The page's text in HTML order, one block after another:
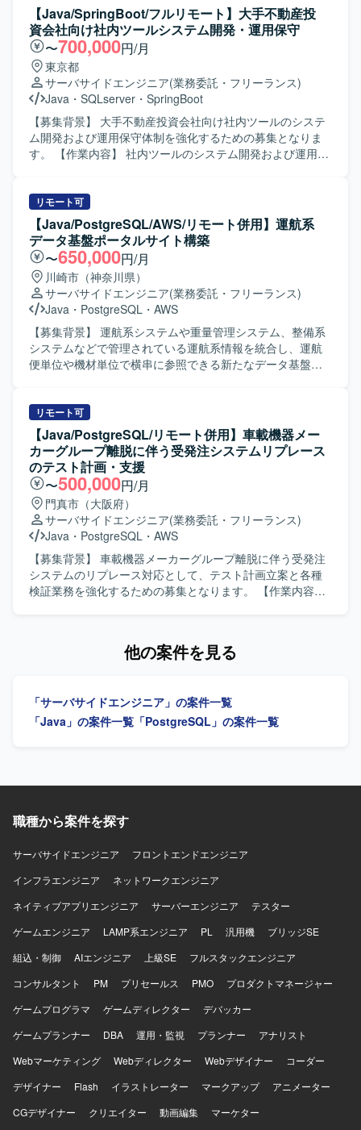
参画後の状況やスキル・ご経験に応じて、他案件の開発支
援をご担当いただく可能性があります。 【求める人物像】
仕様や既存コードを主体的に読み解きながら、自走して開
発を進められる方を求めております。 チームメンバーと円
滑にコミュニケーションを取りながら、品質向上に主体的
に取り組んでいただける方が望ましいです。 【ポジション
の魅力】 ECサイトの開発支援を通じて、詳細設計からテス
トまで一連の工程に携わることができます。 既存機能の改
修や品質改善対応を経験することで、設計力や問題解決力
を高めていただけます。 【開発環境】 JavaおよびSpring
【Java/SpringBoot/フルリモート】大手不動産投
資会社向け社内ツールシステム開発・運用保守
〜700,000円/月
東京都
サーバサイドエンジニア(業務委託・フリーランス)
Java ・ SQLserver ・ SpringBoot
【募集背景】 大手不動産投資会社向け社内ツールのシステ
ム開発および運用保守体制を強化するための募集となりま
す。 【作業内容】 社内ツールのシステム開発および運用保
フォーマンス監視、異常発生時の対応、バージョンアップ
対応などを行っていただきます。また、関連システムのデ
ータ移行対応にも携わっていただきます。リーダーのサポ
ートポジションとして、状況に応じて主体的に動いていた
だきます。 【求める人物像】 基本設計以降の工程を自走し
て遂行できる方を求めております。チームメンバーやリー
ダーと連携しながらも、自ら課題を発見し主体的に対応で
きる方、コミュニケーションを取りながら柔軟に業務を進
められる方にマッチするポジションです。 【ポジションの
魅力】 大手企業向けシステムの開発から運用保守まで一貫
して関わることができ、改善開発やバージョンアップ対応
まで幅広い経験を積むことができます。 【開発環境】
Java、SpringBoot、SQLを用いたWebシステムの開発環境
となります。一部でPythonを利用したシステムも存在して
おり、スキルに応じて担当いただく可能性があります。
リモート可
【Java/PostgreSQL/AWS/リモート併用】運航系
データ基盤ポータルサイト構築
〜650,000円/月
川崎市（神奈川県）
サーバサイドエンジニア(業務委託・フリーランス)
Java ・ PostgreSQL ・ AWS
【募集背景】 運航系システムや重量管理システム、整備系
システムなどで管理されている運航系情報を統合し、運航
便単位や機材単位で横串に参照できる新たなデータ基盤と
航系データを横串で参照するポータルサイトを新規開発し
ていただきます。各種データはDWHであるBluelake上に作
成し、Snowflakeを通じてデータを参照する仕組みを実装し
ていただきます。また、要件定義から本番リリースまでの
工程に参画し、詳細設計以降の工程を中心にご対応いただ
きます。構築時にはAI適用の検討にも関与していただきま
す。 【求める人物像】 要件定義から本番リリースまでの長
期プロジェクトの中で、詳細設計以降の工程を一人称で主
体的に進めていただける方を求めています。新たなデータ
基盤やポータルサイト構築に興味を持ち、関係者と協調し
ながら開発を進めていただける方が望ましいです。 【ポジ
ションの魅力】 全体規模が1000人月超となる大規模プロジ
素に触れながらスキルアップを図ることができます。 【開
リモート可
【Java/PostgreSQL/リモート併用】車載機器メー
カーグループ離脱に伴う受発注システムリプレース
のテスト計画・支援
〜500,000円/月
門真市（大阪府）
サーバサイドエンジニア(業務委託・フリーランス)
Java ・ PostgreSQL ・ AWS
【募集背景】 車載機器メーカーグループ離脱に伴う受発注
システムのリプレース対応として、テスト計画立案と各種
検証業務を強化するための募集となります。 【作業内容】
テスト方針の策定、テスト実施、移行後の動作確認を担当
能検証および性能改善にも対応していただきます。 【求め
る人物像】 テスト専任ではなく、開発・改修・不具合解析
システムリプレースに携わることで、インフラからアプリ
証や性能改善を通じて、テスト計画および品質向上のスキ
ルを高めていただけます。 【開発環境】 Java、
PostgreSQL、RDS、AWSなどを用いたサーバーサイド開発
およびテスト環境となります。
他の案件を見る
「サーバサイドエンジニア」の案件一覧
「Java」の案件一覧 「PostgreSQL」の案件一覧
職種から案件を探す
サーバサイドエンジニア
フロントエンドエンジニア
インフラエンジニア
ネットワークエンジニア
ネイティブアプリエンジニア
サーバーエンジニア
テスター
ゲームエンジニア
LAMP系エンジニア PL 汎用機
ブリッジSE
組込・制御
AIエンジニア 上級SE
フルスタックエンジニア
コンサルタント
PM プリセールス PMO
プロダクトマネージャー
ゲームプログラマ
ゲームディレクター
デバッカー
ゲームプランナー
DBA 運用・監視 プランナー
アナリスト
Webマーケティング
Webディレクター Webデザイナー
コーダー
デザイナー
Flash イラストレーター マークアップ
アニメーター
CGデザイナー
クリエイター 動画編集
マーケター